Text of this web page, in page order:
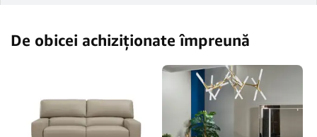
De obicei achiziționate împreună